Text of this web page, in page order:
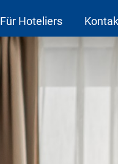
Für Hoteliers